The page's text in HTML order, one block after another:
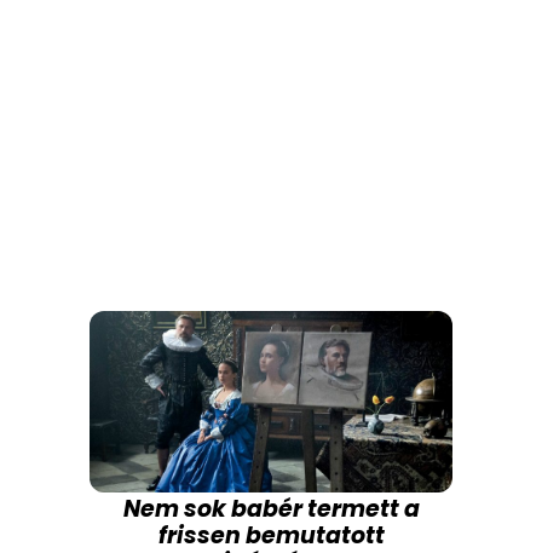
Nem sok babér termett a
frissen bemutatott